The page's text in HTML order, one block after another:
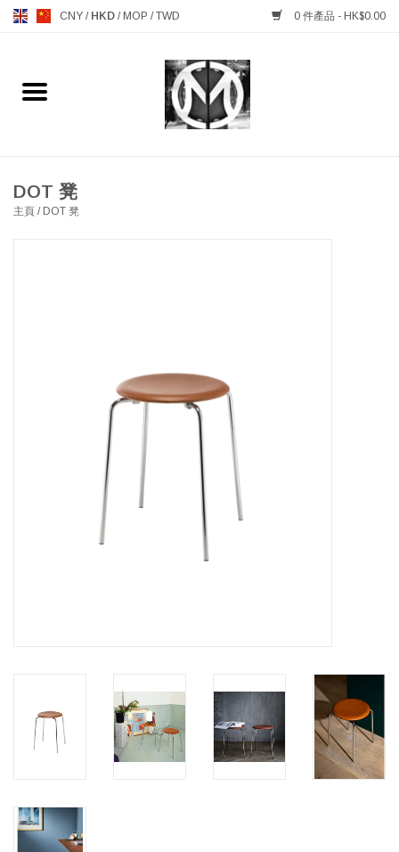
CNY / HKD / MOP /TWD 0 件產品 - HK$0.00
主頁
MANKS ANTIQUES 古董
HEALTHY LIVING 健康家居
LATEST ARRIVALS 最新扺港
STORIES 故事
DOT 凳
主頁 / DOT 凳